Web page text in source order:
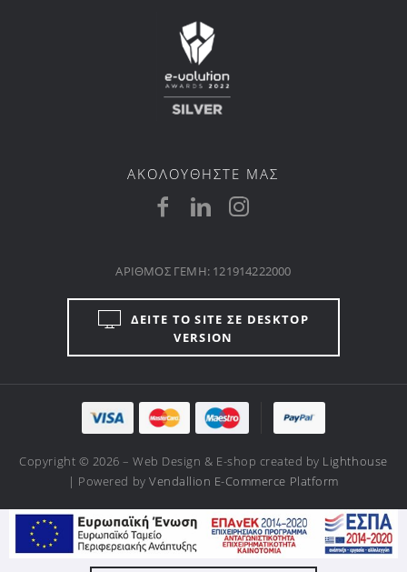
ΑΚΟΛΟΥΘΗΣΤΕ ΜΑΣ
ΔΕΙΤΕ ΤΟ SITE ΣΕ DESKTOP
VERSION
ΑΡΙΘΜΟΣ ΓΕΜΗ: 121914222000
Copyright © 2026 – Web Design & E-shop created by Lighthouse
| Powered byVendallion E-Commerce Platform